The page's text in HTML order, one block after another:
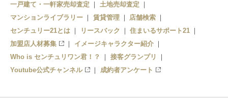
東武金崎
一戸建て・一軒家売却査定
土地売却査定
マンションライブラリー
賃貸管理
店舗検索
センチュリー21とは
リースバック
住まいるサポート21
加盟店人材募集
イメージキャラクター紹介
Who is センチュリワン君！？
接客グランプリ
Youtube公式チャンネル
成約者アンケート